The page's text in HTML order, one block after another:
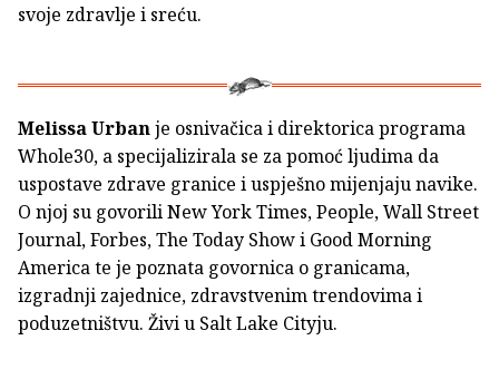
svoje zdravlje i sreću.
Melissa Urbanje osnivačica i direktorica programa
Whole30, a specijalizirala se za pomoć ljudima da
uspostave zdrave granice i uspješno mijenjaju navike.
O njoj su govorili New York Times, People, Wall Street
Journal, Forbes, The Today Show i Good Morning
America te je poznata govornica o granicama,
izgradnji zajednice, zdravstvenim trendovima i
poduzetništvu. Živi u Salt Lake Cityju.